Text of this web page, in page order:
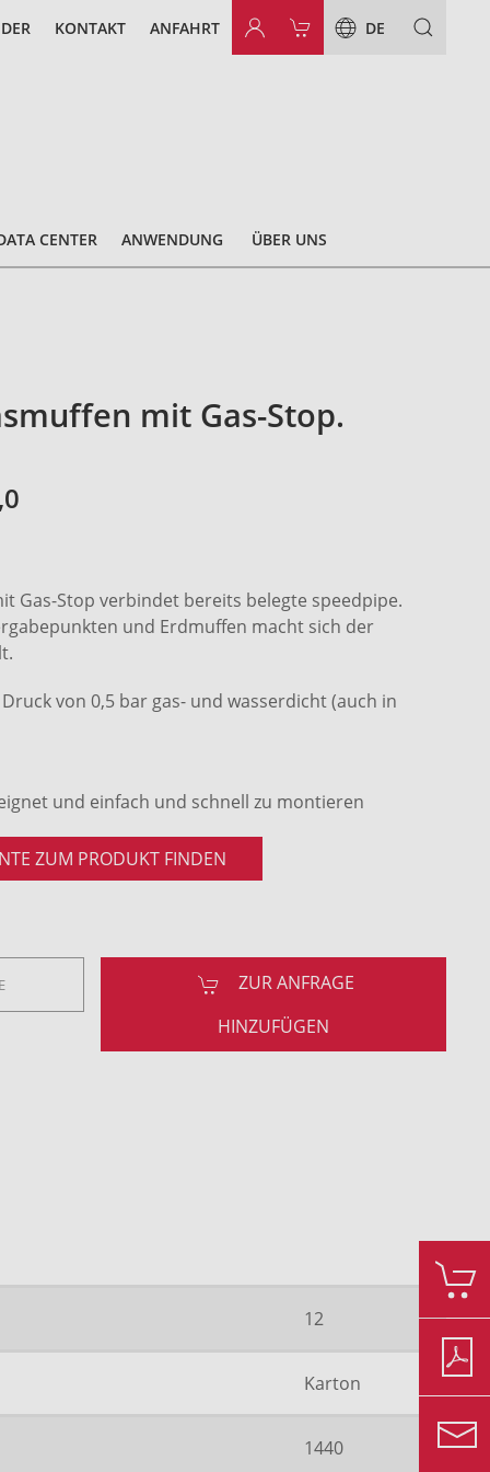
KONTAKT ANFAHRT DE
CENTER ANWENDUNG ÜBER UNS
mit Gas-Stop.
Gas-Stop verbindet bereits belegte speedpipe.
und Erdmuffen macht sich der
von 0,5 bar gas- und wasserdicht (auch in
und einfach und schnell zu montieren
ZUM PRODUKT FINDEN
ZUR ANFRAGE
HINZUFÜGEN
12
Karton
1440